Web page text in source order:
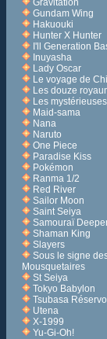
Gravitation
Gundam Wing
Hakuouki
Hunter X Hunter
I'll Generation
Inuyasha
Lady Oscar
Le voyage de
Les douze
Les
Maid-sama
Nana
Naruto
One Piece
Paradise Kiss
Pokémon
Ranma 1/2
Red River
Sailor Moon
Saint Seiya
Samouraï
Shaman King
Slayers
Sous le signe
Mousquetaires
St Seiya
Tokyo Babylon
Tsubasa
Utena
X-1999
Yu-Gi-Oh!